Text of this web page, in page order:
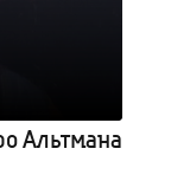
Альтмана